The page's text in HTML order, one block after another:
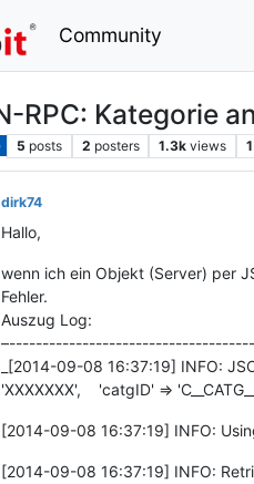
Community
RPC: Kategorie
5 posts 2 posters 1.3k views 1
dirk74
Hallo,
wenn ich ein Objekt (Server) per
Fehler.
Auszug Log:
_[2014-09-08 16:37:19] INFO:
'XXXXXXX', 'catgID' =>
[2014-09-08 16:37:19] INFO:
[2014-09-08 16:37:19] INFO: